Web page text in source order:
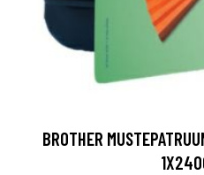
BROTHER